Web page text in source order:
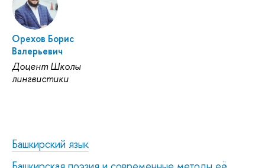
Орехов Борис
Валерьевич
Доцент Школы
лингвистики
Башкирский язык